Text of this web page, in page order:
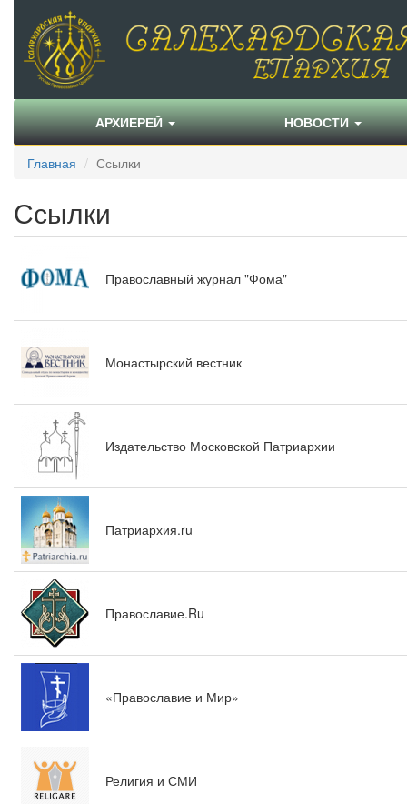
АРХИЕРЕЙ НОВОСТИ
Главная Ссылки
Ссылки
Православный журнал "Фома"
Монастырский вестник
Издательство Московской Патриархии
Патриархия.ru
Православие.Ru
«Православие и Мир»
Религия и СМИ